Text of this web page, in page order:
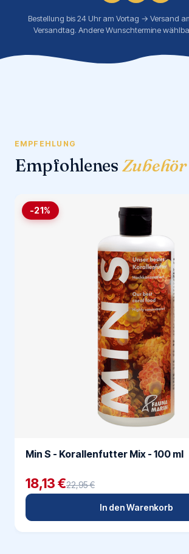
Bestellung bis 24 Uhr am Vortag → Versand
Versandtag. Andere Wunschtermine
EMPFEHLUNG
Empfohlenes Zubehör
-21%
Min S - Korallenfutter Mix - 100 ml
18,13 €22,95 €
In den Warenkorb